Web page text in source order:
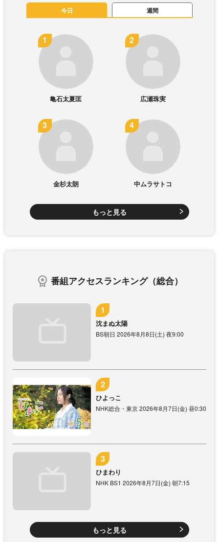
今日 週間
亀石太夏匡 広瀬珠実
金杉太朗 中ムラサトコ
もっと見る
番組アクセスランキング（総合）
沈まぬ太陽
BS朝日 2026年8月8日(土) 夜9:00
ひよっこ
NHK総合・東京 2026年8月7日(金) 昼0:30
ひまわり
NHK BS1 2026年8月7日(金) 朝7:15
もっと見る